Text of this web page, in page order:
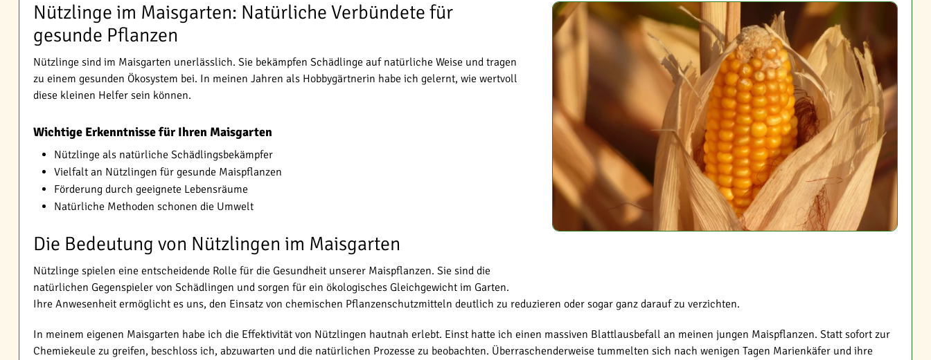
Nützlinge im Maisgarten: Natürliche Verbündete für
gesunde Pflanzen
Nützlinge sind im Maisgarten unerlässlich. Sie bekämpfen Schädlinge auf natürliche Weise und tragen
zu einem gesunden Ökosystem bei. In meinen Jahren als Hobbygärtnerin habe ich gelernt, wie wertvoll
diese kleinen Helfer sein können.
Wichtige Erkenntnisse für Ihren Maisgarten
Nützlinge als natürliche Schädlingsbekämpfer
Vielfalt an Nützlingen für gesunde Maispflanzen
Förderung durch geeignete Lebensräume
Natürliche Methoden schonen die Umwelt
Die Bedeutung von Nützlingen im Maisgarten
Nützlinge spielen eine entscheidende Rolle für die Gesundheit unserer Maispflanzen. Sie sind die
natürlichen Gegenspieler von Schädlingen und sorgen für ein ökologisches Gleichgewicht im Garten.
Ihre Anwesenheit ermöglicht es uns, den Einsatz von chemischen Pflanzenschutzmitteln deutlich zu reduzieren oder sogar ganz darauf zu verzichten.
In meinem eigenen Maisgarten habe ich die Effektivität von Nützlingen hautnah erlebt. Einst hatte ich einen massiven Blattlausbefall an meinen jungen Maispflanzen. Statt sofort zur
Chemiekeule zu greifen, beschloss ich, abzuwarten und die natürlichen Prozesse zu beobachten. Überraschenderweise tummelten sich nach wenigen Tagen Marienkäfer und ihre